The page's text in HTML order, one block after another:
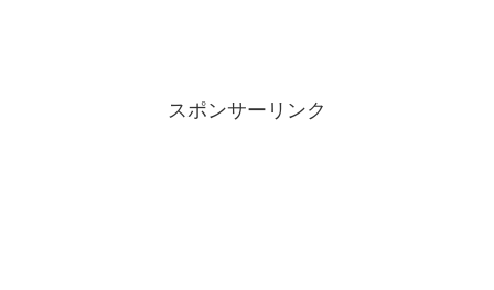
スポンサーリンク